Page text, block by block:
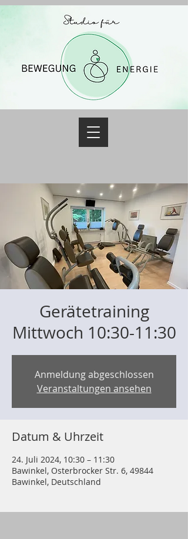
Gerätetraining
Mittwoch 10:30-11:30
Anmeldung abgeschlossen
Veranstaltungen ansehen
Datum & Uhrzeit
24. Juli 2024, 10:30 – 11:30
Bawinkel, Osterbrocker Str. 6, 49844
Bawinkel, Deutschland